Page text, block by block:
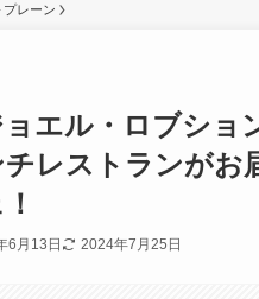
プレーン
ョエル・ロブシ
チレストランがお
6月13日 2024年7月25日